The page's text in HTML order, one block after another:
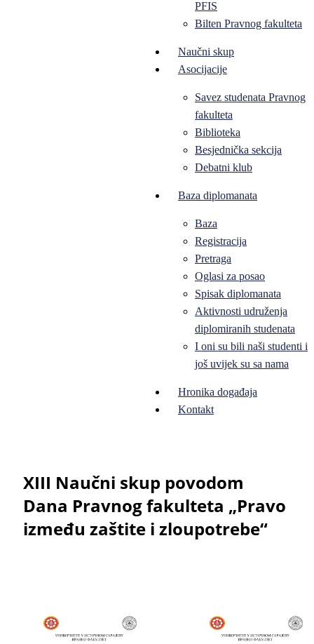
PFIS
Bilten Pravnog fakulteta
Naučni skup
Asocijacije
Savez studenata Pravnog
fakulteta
Biblioteka
Besjednička sekcija
Debatni klub
Baza diplomanata
Baza
Registracija
Pretraga
Oglasi za posao
Spisak diplomanata
Aktivnosti udruženja
diplomiranih studenata
I oni su bili naši studenti i
još uvijek su sa nama
Hronika događaja
Kontakt
XIII Naučni skup povodom
Dana Pravnog fakulteta „Pravo
između zaštite i zloupotrebe“